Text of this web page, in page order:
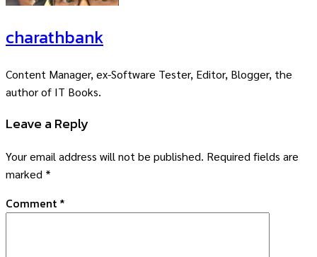
charathbank
Content Manager, ex-Software Tester, Editor, Blogger, the
author of IT Books.
Leave a Reply
Your email address will not be published. Required fields are
marked *
Comment *